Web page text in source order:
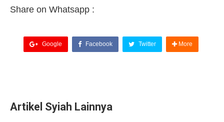
Share on Whatsapp :
Google Facebook Twitter More
Artikel Syiah Lainnya